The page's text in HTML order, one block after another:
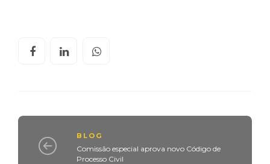
BLOG
Comissão especial aprova novo Código de
Processo Civil